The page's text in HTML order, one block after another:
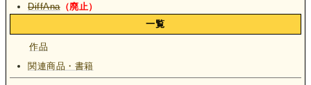
DiffAna（廃止）
一覧
作品
関連商品・書籍